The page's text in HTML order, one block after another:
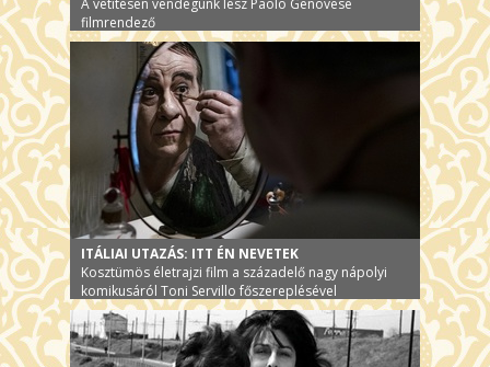
A vetítésen vendégünk lesz Paolo Genovese
filmrendező
ITÁLIAI UTAZÁS: ITT ÉN NEVETEK
Kosztümös életrajzi film a századelő nagy nápolyi
komikusáról Toni Servillo főszereplésével